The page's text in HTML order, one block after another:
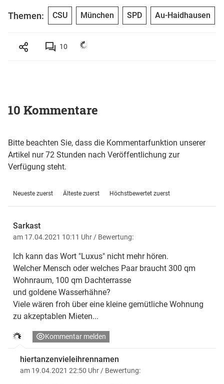
Themen: CSU München SPD Au-Haidhausen
10
10 Kommentare
Bitte beachten Sie, dass die Kommentarfunktion unserer
Artikel nur 72 Stunden nach Veröffentlichung zur
Verfügung steht.
Neueste zuerst Älteste zuerst Höchstbewertet zuerst
Sarkast
am 17.04.2021 10:11 Uhr/ Bewertung:
Ich kann das Wort "Luxus" nicht mehr hören.
Welcher Mensch oder welches Paar braucht 300 qm
Wohnraum, 100 qm Dachterrasse
und goldene Wasserhähne?
Viele wären froh über eine kleine gemütliche Wohnung
zu akzeptablen Mieten...
Kommentar melden
hiertanzenvieleihrennamen
am 19.04.2021 22:50 Uhr/ Bewertung: